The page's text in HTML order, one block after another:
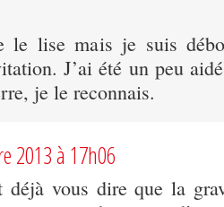
le lise mais je suis
J’ai été un peu
je le reconnais.
2013 à 17h06
déjà vous dire que la